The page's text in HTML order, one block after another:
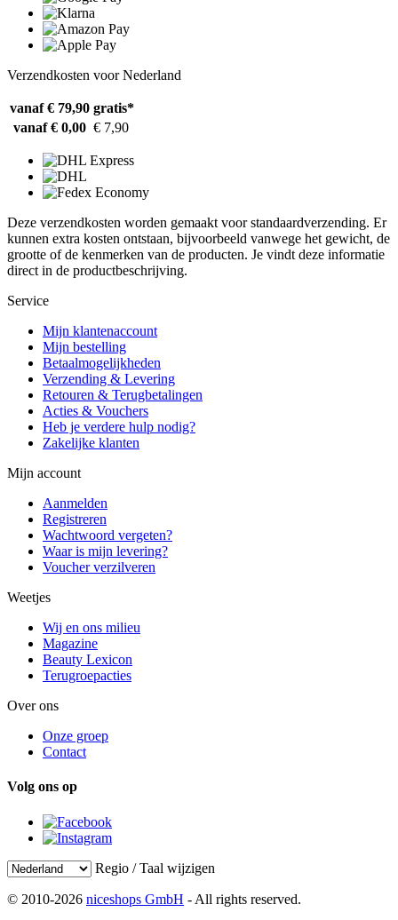
Verzendkosten voor Nederland
vanaf € 79,90 gratis*
vanaf € 0,00 € 7,90
Deze verzendkosten worden gemaakt voor standaardverzending. Er
kunnen extra kosten ontstaan, bijvoorbeeld vanwege het gewicht, de
grootte of de kenmerken van de producten. Je vindt deze informatie
direct in de productbeschrijving.
Service
Mijn klantenaccount
Mijn bestelling
Betaalmogelijkheden
Verzending & Levering
Retouren & Terugbetalingen
Acties & Vouchers
Heb je verdere hulp nodig?
Zakelijke klanten
Mijn account
Aanmelden
Registreren
Wachtwoord vergeten?
Waar is mijn levering?
Voucher verzilveren
Weetjes
Wij en ons milieu
Magazine
Beauty Lexicon
Terugroepacties
Over ons
Onze groep
Contact
Volg ons op
Regio / Taal wijzigen
© 2010-2026 niceshops GmbH - All rights reserved.